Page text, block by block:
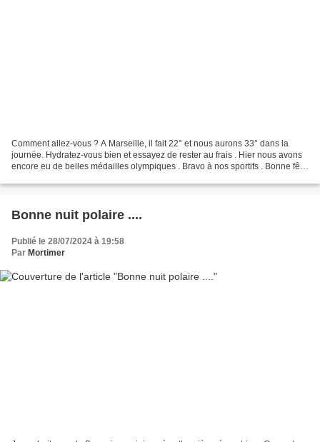
Comment allez-vous ? A Marseille, il fait 22° et nous aurons 33° dans la
journée. Hydratez-vous bien et essayez de rester au frais . Hier nous avons
encore eu de belles médailles olympiques . Bravo à nos sportifs . Bonne fête
Bonne nuit polaire ....
Publié le 28/07/2024 à 19:58
Par Mortimer